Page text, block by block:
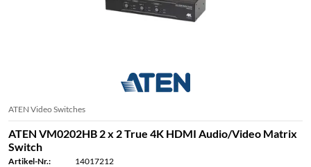
ATEN Video Switches
ATEN VM0202HB 2 x 2 True 4K HDMI Audio/Video Matrix
Switch
Artikel-Nr.:
14017212